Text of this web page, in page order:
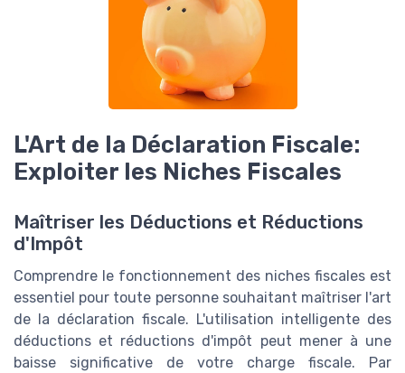
L'Art de la Déclaration Fiscale:
Exploiter les Niches Fiscales
Maîtriser les Déductions et Réductions
d'Impôt
Comprendre le fonctionnement des niches fiscales est
essentiel pour toute personne souhaitant maîtriser l'art
de la déclaration fiscale. L'utilisation intelligente des
déductions et réductions d'impôt peut mener à une
baisse significative de votre charge fiscale. Par